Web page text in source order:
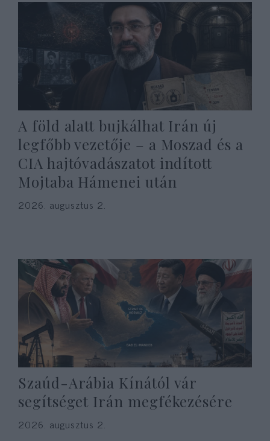
A föld alatt bujkálhat Irán új
legfőbb vezetője – a Moszad és a
CIA hajtóvadászatot indított
Mojtaba Hámenei után
2026. augusztus 2.
Szaúd-Arábia Kínától vár
segítséget Irán megfékezésére
2026. augusztus 2.